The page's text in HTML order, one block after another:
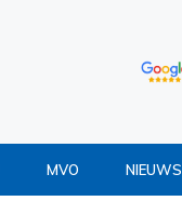
MVO NIEUWS